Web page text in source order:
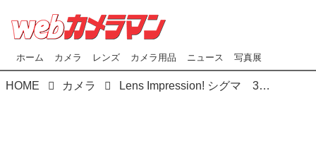
ホーム カメラ レンズ カメラ用品 ニュース 写真展
HOME カメラ Lens Impression! シグマ 300-600mm F4 DG OS | Sports（実勢価格:129万8000円） ＆ ソニー FE 400-800mm F6.3-8 G OSS （実勢価格:40万9200円）鈴鹿サーキットでF1日本グランプリを撮ってきましたー！ ●photo＆text:吉富直人 ■撮影共通データ：ソニーα１Ⅱ